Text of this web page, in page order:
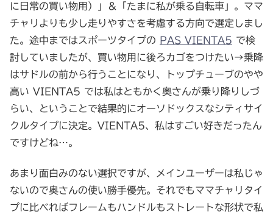
に日常の買い物用）」＆「たまに私が乗る自転車」。ママ
チャリよりも少し走りやすさを考慮する方向で選定しまし
た。途中まではスポーツタイプの
PAS VIENTA5 で検
討していましたが、買い物用に後ろカゴをつけたい→乗降
はサドルの前から行うことになり、トップチューブのやや
高い VIENTA5 では私はともかく奥さんが乗り降りしづ
らい、ということで結果的にオーソドックスなシティサイ
クルタイプに決定。VIENTA5、私はすごい好きだったん
ですけどね…。
あまり面白みのない選択ですが、メインユーザーは私じゃ
ないので奥さんの使い勝手優先。それでもママチャリタイ
プに比べればフレームもハンドルもストレートな形状で私